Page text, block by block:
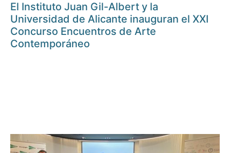
El Instituto Juan Gil-Albert y la
Universidad de Alicante inauguran el XXI
Concurso Encuentros de Arte
Contemporáneo